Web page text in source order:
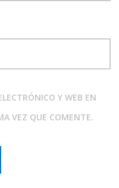
Y WEB EN
VEZ QUE COMENTE.